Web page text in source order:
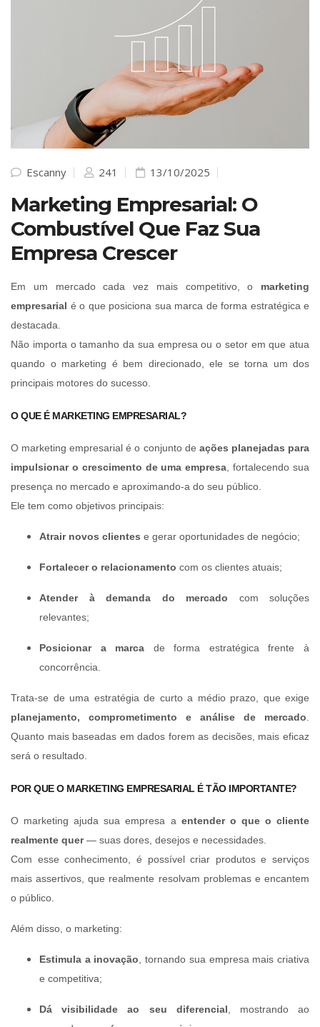
Escanny 241 13/10/2025
Marketing Empresarial: O
Combustível Que Faz Sua
Empresa Crescer
Em um mercado cada vez mais competitivo, o marketing
empresarial é o que posiciona sua marca de forma estratégica e
destacada.
Não importa o tamanho da sua empresa ou o setor em que atua
quando o marketing é bem direcionado, ele se torna um dos
principais motores do sucesso.
O QUE É MARKETING EMPRESARIAL?
O marketing empresarial é o conjunto de ações planejadas para
impulsionar o crescimento de uma empresa , fortalecendo sua
presença no mercado e aproximando-a do seu público.
Ele tem como objetivos principais:
Atrair novos clientes e gerar oportunidades de negócio;
Fortalecer o relacionamento com os clientes atuais;
Atender à demanda do mercado com soluções
relevantes;
Posicionar a marca de forma estratégica frente à
concorrência.
Trata-se de uma estratégia de curto a médio prazo, que exige
planejamento, comprometimento e análise de mercado
Quanto mais baseadas em dados forem as decisões, mais eficaz
será o resultado.
POR QUE O MARKETING EMPRESARIAL É TÃO IMPORTANTE?
O marketing ajuda sua empresa a entender o que o cliente
realmente quer— suas dores, desejos e necessidades.
Com esse conhecimento, é possível criar produtos e serviços
mais assertivos, que realmente resolvam problemas e encantem
o público.
Além disso, o marketing:
Estimula a inovação , tornando sua empresa mais criativa
e competitiva;
Dá visibilidade ao seu diferencial , mostrando ao